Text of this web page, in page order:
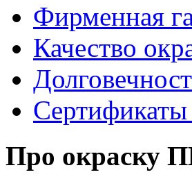
Фирменная
Качество
Про окраску